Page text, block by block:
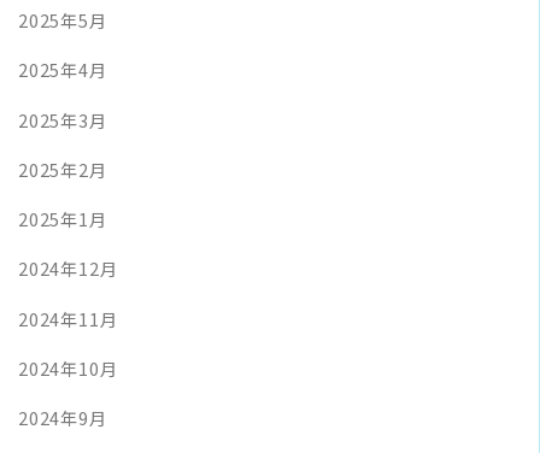
2025年5月
2025年4月
2025年3月
2025年2月
2025年1月
2024年12月
2024年11月
2024年10月
2024年9月